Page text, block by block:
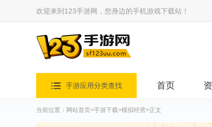
欢迎来到123手游网，您身边的手机游戏下载站！
手游应用分类查找 首页
当前位置： 网站首页>手游下载>模拟经营>正文